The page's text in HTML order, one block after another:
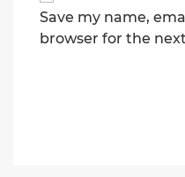
comment
Save my name,
browser for the